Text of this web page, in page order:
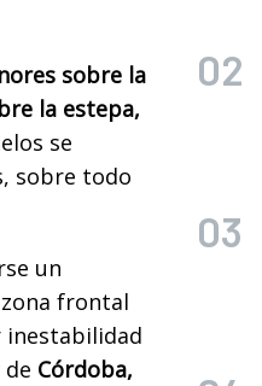
sobre la
la estepa,
se
sobre todo
un
frontal
inestabilidad
Córdoba,